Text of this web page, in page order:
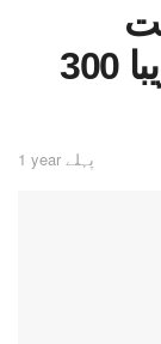
رجحان، 100 انڈیکس تقریبا 300
1 year پہلے